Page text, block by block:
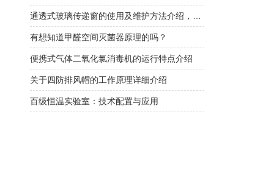
有想知道甲醛空间灭菌器原理的吗？
便携式气体二氧化氯消毒机的运行特点介绍
关于四防排风帽的工作原理详细介绍
百级恒温实验室：技术配置与应用